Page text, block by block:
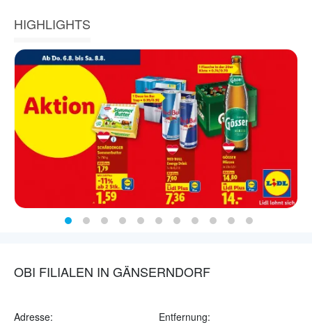
HIGHLIGHTS
OBI FILIALEN IN GÄNSERNDORF
Adresse: Entfernung: